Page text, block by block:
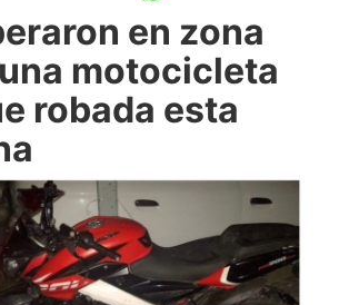
en zona
motocicleta
robada esta